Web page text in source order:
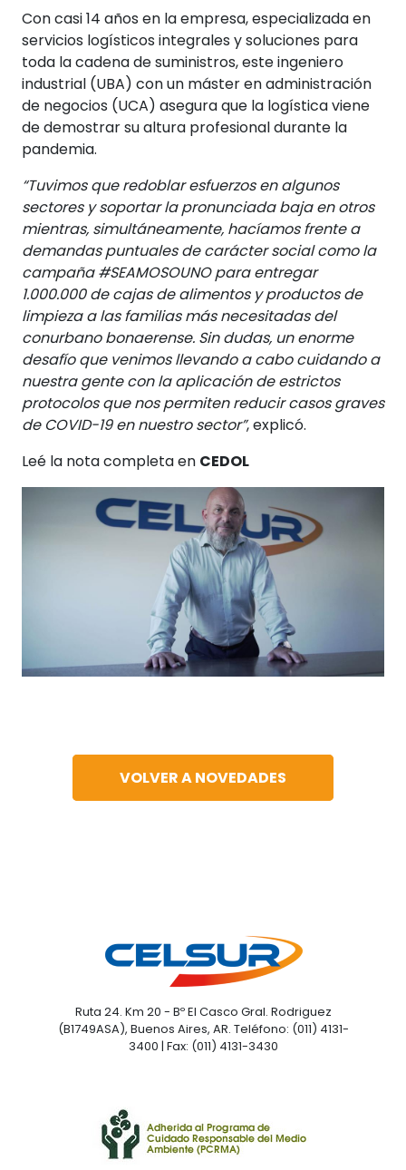
Con casi 14 años en la empresa, especializada en
servicios logísticos integrales y soluciones para
toda la cadena de suministros, este ingeniero
industrial (UBA) con un máster en administración
de negocios (UCA) asegura que la logística viene
de demostrar su altura profesional durante la
pandemia.
“Tuvimos que redoblar esfuerzos en algunos
sectores y soportar la pronunciada baja en otros
mientras, simultáneamente, hacíamos frente a
demandas puntuales de carácter social como la
campaña #SEAMOSOUNO para entregar
1.000.000 de cajas de alimentos y productos de
limpieza a las familias más necesitadas del
conurbano bonaerense. Sin dudas, un enorme
desafío que venimos llevando a cabo cuidando a
nuestra gente con la aplicación de estrictos
protocolos que nos permiten reducir casos graves
de COVID-19 en nuestro sector”, explicó.
Leé la nota completa en CEDOL
VOLVER A NOVEDADES
Ruta 24. Km 20 - Bº El Casco Gral. Rodriguez
(B1749ASA), Buenos Aires, AR. Teléfono: (011) 4131-
3400 | Fax: (011) 4131-3430